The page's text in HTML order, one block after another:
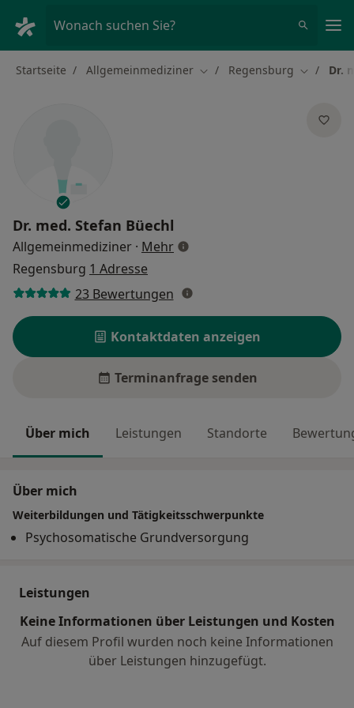
Wonach suchen Sie?
Startseite Allgemeinmediziner Stadt ändern
Regensburg StadtDr.
Dr. med. Stefan Büechl
Allgemeinmediziner · Mehrüber Spezialisierungen
Regensburg 1 Adresse
23 Bewertungen
Kontaktdaten anzeigen
Terminanfrage senden
Über mich Leistungen Standorte
Über mich
Weiterbildungen und Tätigkeitsschwerpunkte
Psychosomatische Grundversorgung
Leistungen
Keine Informationen über Leistungen und Kosten
Auf diesem Profil wurden noch keine Informationen
über Leistungen hinzugefügt.